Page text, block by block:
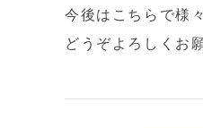
今後はこちらで様
どうぞよろしくお